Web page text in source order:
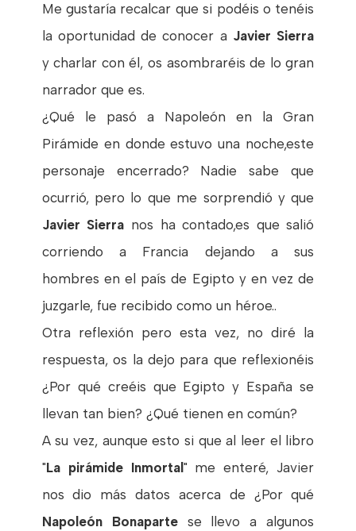
Me gustaría recalcar que si podéis o tenéis
la oportunidad de conocer a Javier Sierra
y charlar con él, os asombraréis de lo gran
narrador que es.
¿Qué le pasó a Napoleón en la Gran
Pirámide en donde estuvo una noche,este
personaje encerrado? Nadie sabe que
ocurrió, pero lo que me sorprendió y que
Javier Sierra nos ha contado,es que salió
corriendo a Francia dejando a sus
hombres en el país de Egipto y en vez de
juzgarle, fue recibido como un héroe..
Otra reflexión pero esta vez, no diré la
respuesta, os la dejo para que reflexionéis
¿Por qué creéis que Egipto y España se
llevan tan bien? ¿Qué tienen en común?
A su vez, aunque esto si que al leer el libro
"La pirámide Inmortal " me enteré, Javier
nos dio más datos acerca de ¿Por qué
Napoleón Bonapartese llevo a algunos